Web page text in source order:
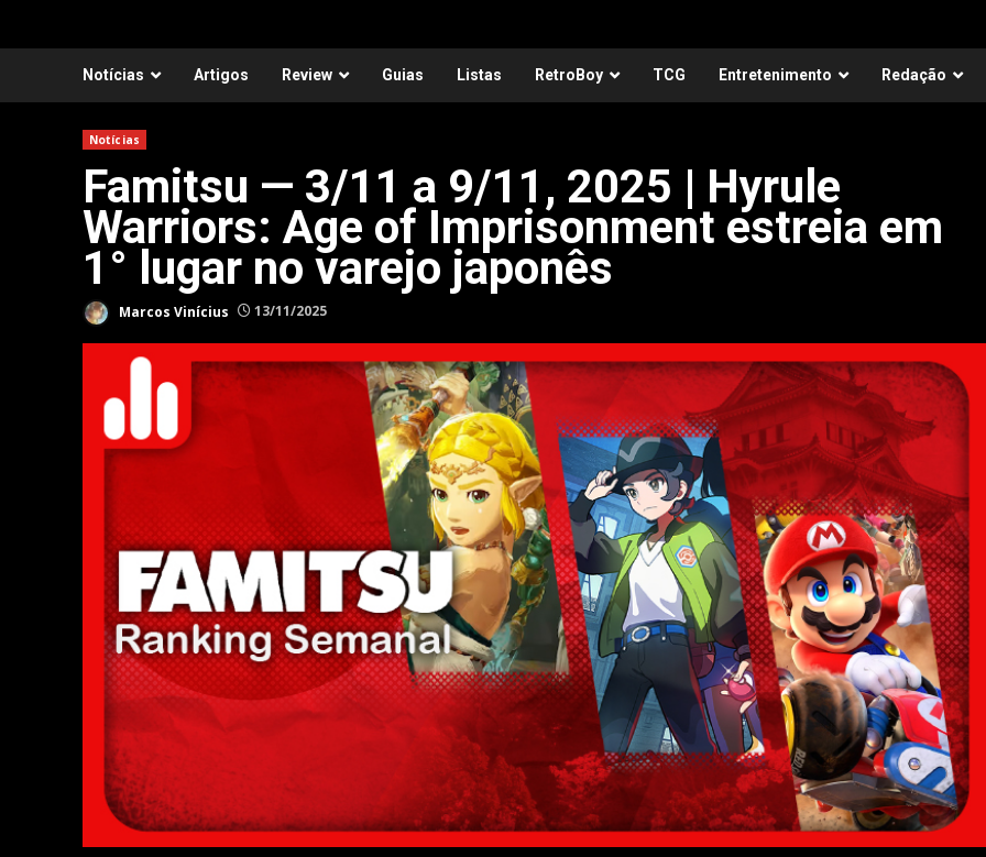
Notícias Artigos Review Guias Listas RetroBoy TCG Entretenimento Redação
Notícias
Famitsu — 3/11 a 9/11, 2025 | Hyrule
Warriors: Age of Imprisonment estreia em
1° lugar no varejo japonês
Marcos Vinícius 13/11/2025